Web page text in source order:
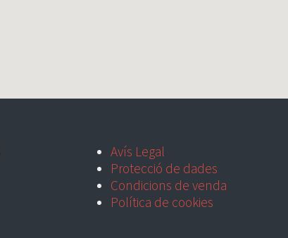
Avís Legal
Protecció de dades
Condicions de venda
Política de cookies